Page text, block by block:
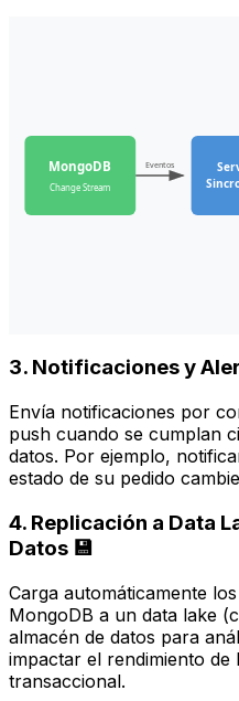
MongoDB
Change Stream
Eventos
3. Notificaciones y
Envía notificaciones por
push cuando se cumplan
datos. Por ejemplo,
estado de su pedido
4. Replicación a Data
Datos 💾
Carga automáticamente
MongoDB a un data lake
almacén de datos para
impactar el rendimiento de
transaccional.